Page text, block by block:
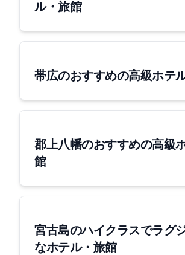
ル・旅館
帯広のおすすめの高級ホテ
郡上八幡のおすすめの高級
館
宮古島のハイクラスでラグ
なホテル・旅館